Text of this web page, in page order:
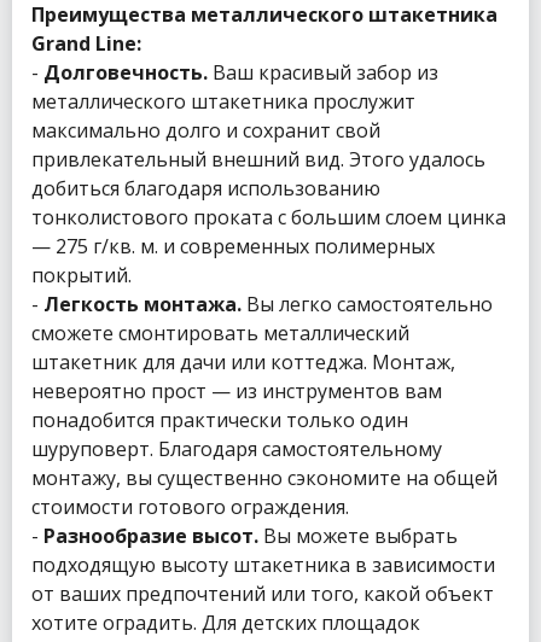
Преимущества металлического штакетника
Grand Line:
- Долговечность. Ваш красивый забор из
металлического штакетника прослужит
максимально долго и сохранит свой
привлекательный внешний вид. Этого удалось
добиться благодаря использованию
тонколистового проката с большим слоем цинка
— 275 г/кв. м. и современных полимерных
покрытий.
- Легкость монтажа. Вы легко самостоятельно
сможете смонтировать металлический
штакетник для дачи или коттеджа. Монтаж,
невероятно прост — из инструментов вам
понадобится практически только один
шуруповерт. Благодаря самостоятельному
монтажу, вы существенно сэкономите на общей
стоимости готового ограждения.
- Разнообразие высот. Вы можете выбрать
подходящую высоту штакетника в зависимости
от ваших предпочтений или того, какой объект
хотите оградить. Для детских площадок